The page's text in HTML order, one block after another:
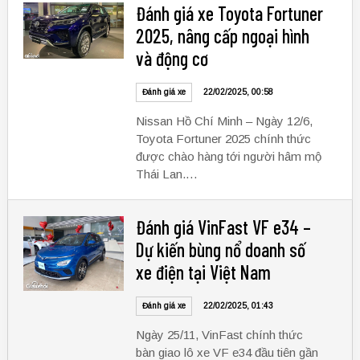
Đánh giá xe Toyota Fortuner
2025, nâng cấp ngoại hình
và động cơ
Đánh giá xe 22/02/2025, 00:58
Nissan Hồ Chí Minh – Ngày 12/6,
Toyota Fortuner 2025 chính thức
được chào hàng tới người hâm mộ
Thái Lan.…
Đánh giá VinFast VF e34 –
Dự kiến bùng nổ doanh số
xe điện tại Việt Nam
Đánh giá xe 22/02/2025, 01:43
Ngày 25/11, VinFast chính thức
bàn giao lô xe VF e34 đầu tiên gần